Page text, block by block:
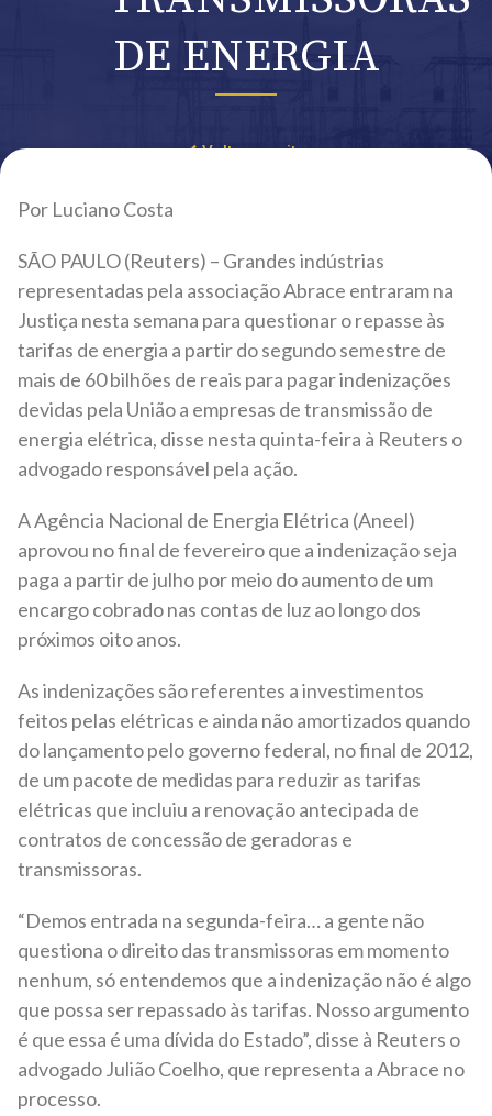
DE ENERGIA
Voltar ao site
Por Luciano Costa
SÃO PAULO (Reuters) – Grandes indústrias
representadas pela associação Abrace entraram na
Justiça nesta semana para questionar o repasse às
tarifas de energia a partir do segundo semestre de
mais de 60 bilhões de reais para pagar indenizações
devidas pela União a empresas de transmissão de
energia elétrica, disse nesta quinta-feira à Reuters o
advogado responsável pela ação.
A Agência Nacional de Energia Elétrica (Aneel)
aprovou no final de fevereiro que a indenização seja
paga a partir de julho por meio do aumento de um
encargo cobrado nas contas de luz ao longo dos
próximos oito anos.
As indenizações são referentes a investimentos
feitos pelas elétricas e ainda não amortizados quando
do lançamento pelo governo federal, no final de 2012,
de um pacote de medidas para reduzir as tarifas
elétricas que incluiu a renovação antecipada de
contratos de concessão de geradoras e
transmissoras.
“Demos entrada na segunda-feira… a gente não
questiona o direito das transmissoras em momento
nenhum, só entendemos que a indenização não é algo
que possa ser repassado às tarifas. Nosso argumento
é que essa é uma dívida do Estado”, disse à Reuters o
advogado Julião Coelho, que representa a Abrace no
processo.